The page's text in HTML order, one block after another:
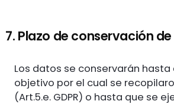
7. Plazo de conservación
Los datos se conservarán
objetivo por el cual se
(Art.5.e. GDPR) o hasta que se